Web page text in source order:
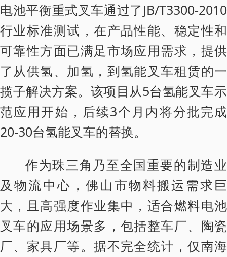
电池平衡重式叉车通过了JB/T3300-2010
行业标准测试，在产品性能、稳定性和
可靠性方面已满足市场应用需求，提供
了从供氢、加氢，到氢能叉车租赁的一
揽子解决方案。该项目从5台氢能叉车示
范应用开始，后续3个月内将分批完成
20-30台氢能叉车的替换。
作为珠三角乃至全国重要的制造业
及物流中心，佛山市物料搬运需求巨
大，且高强度作业集中，适合燃料电池
叉车的应用场景多，包括整车厂、陶瓷
厂、家具厂等。据不完全统计，仅南海